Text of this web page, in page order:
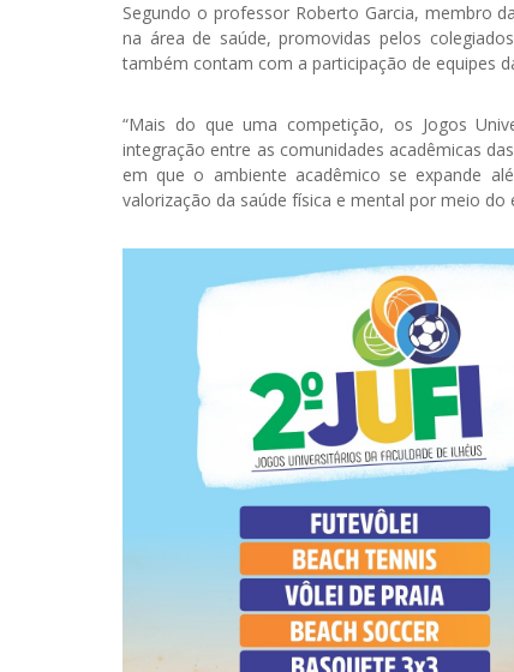
Segundo o professor Roberto Garcia, membro
na área de saúde, promovidas pelos
também contam com a participação de equipes
“Mais do que uma competição, os Jogos
integração entre as comunidades acadêmicas
em que o ambiente acadêmico se expande
valorização da saúde física e mental por meio do